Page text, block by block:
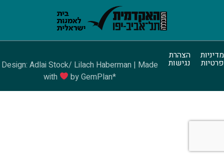
מדיניות
פרטיות
הצהרת
נגישות
Design: Adlai Stock/ Lilach Haberman | Made
with
by GemPlan*